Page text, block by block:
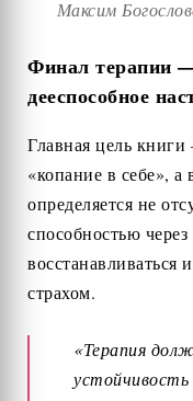
Максим
Финал терапии
дееспособное
Главная цель
«копание в себе»,
определяется не
способностью
восстанавливаться
страхом.
«Терапия